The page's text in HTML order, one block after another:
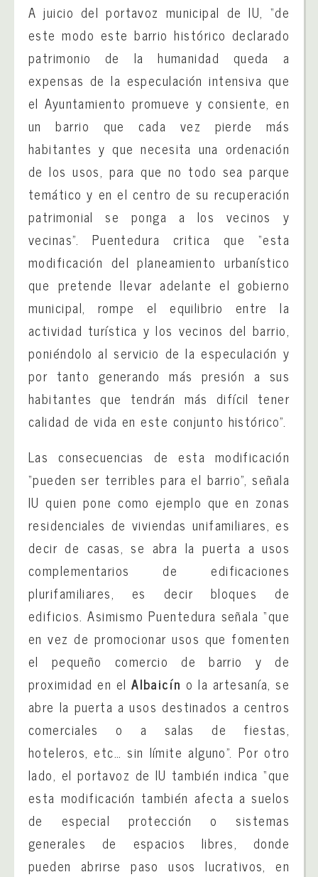
A juicio del portavoz municipal de IU, “de
este modo este barrio histórico declarado
patrimonio de la humanidad queda a
expensas de la especulación intensiva que
el Ayuntamiento promueve y consiente, en
un barrio que cada vez pierde más
habitantes y que necesita una ordenación
de los usos, para que no todo sea parque
temático y en el centro de su recuperación
patrimonial se ponga a los vecinos y
vecinas”. Puentedura critica que “esta
modificación del planeamiento urbanístico
que pretende llevar adelante el gobierno
municipal, rompe el equilibrio entre la
actividad turística y los vecinos del barrio,
poniéndolo al servicio de la especulación y
por tanto generando más presión a sus
habitantes que tendrán más difícil tener
calidad de vida en este conjunto histórico”.
Las consecuencias de esta modificación
“pueden ser terribles para el barrio”, señala
IU quien pone como ejemplo que en zonas
residenciales de viviendas unifamiliares, es
decir de casas, se abra la puerta a usos
complementarios de edificaciones
plurifamiliares, es decir bloques de
edificios. Asimismo Puentedura señala “que
en vez de promocionar usos que fomenten
el pequeño comercio de barrio y de
proximidad en elAlbaicín o la artesanía, se
abre la puerta a usos destinados a centros
comerciales o a salas de fiestas,
hoteleros, etc… sin límite alguno”. Por otro
lado, el portavoz de IU también indica “que
esta modificación también afecta a suelos
de especial protección o sistemas
generales de espacios libres, donde
pueden abrirse paso usos lucrativos, en